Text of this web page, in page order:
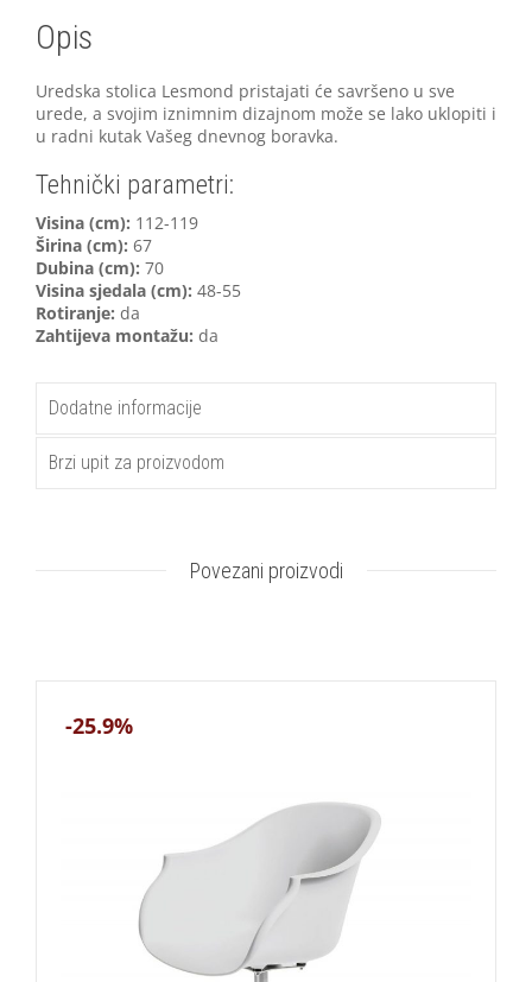
Opis
Uredska stolica Lesmond pristajati će savršeno u sve
urede, a svojim iznimnim dizajnom može se lako uklopiti i
u radni kutak Vašeg dnevnog boravka.
Tehnički parametri:
Visina (cm): 112-119
Širina (cm): 67
Dubina (cm): 70
Visina sjedala (cm): 48-55
Rotiranje: da
Zahtijeva montažu: da
Dodatne informacije
Brzi upit za proizvodom
Povezani proizvodi
-25.9%